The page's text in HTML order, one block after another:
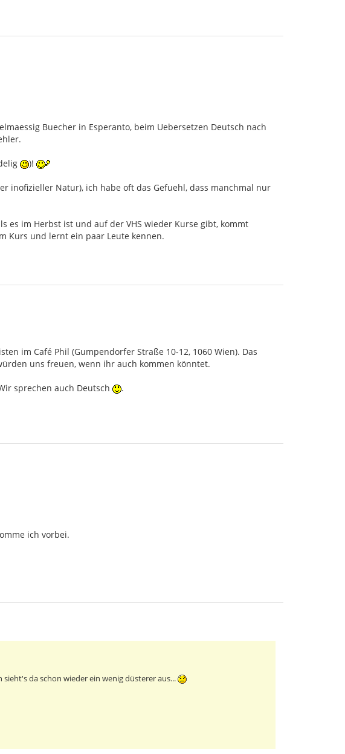
Buecher in Esperanto, beim Uebersetzen Deutsch nach
)!
inofizieller Natur), ich habe oft das Gefuehl, dass manchmal nur
im Herbst ist und auf der VHS wieder Kurse gibt, kommt
Kurs und lernt ein paar Leute kennen.
im Café Phil (Gumpendorfer Straße 10-12, 1060 Wien). Das
uns freuen, wenn ihr auch kommen könntet.
sprechen auch Deutsch .
ich vorbei.
sieht's da schon wieder ein wenig düsterer aus...